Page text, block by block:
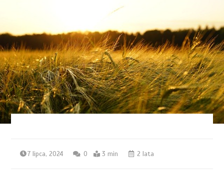
7 lipca, 2024 0 3 min 2 lata